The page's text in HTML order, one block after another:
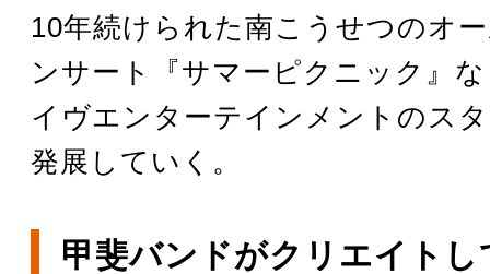
10年続けられた南こうせつのオ
ンサート『サマーピクニック』
イヴエンターテインメントのス
発展していく。
甲斐バンドがクリエイトし